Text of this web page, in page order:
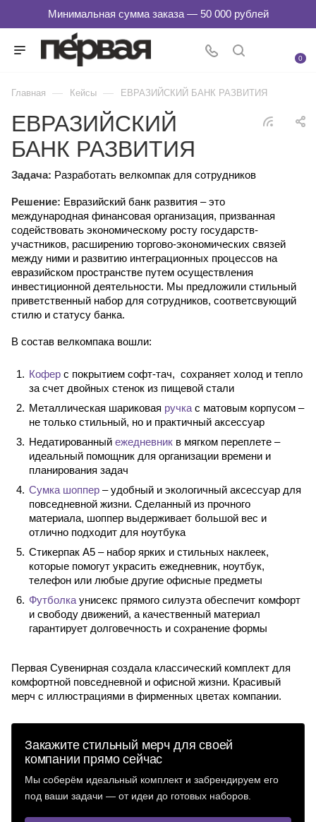
0
Главная — Кейсы — ЕВРАЗИЙСКИЙ БАНК РАЗВИТИЯ
ЕВРАЗИЙСКИЙ
БАНК РАЗВИТИЯ
Задача: Разработать велкомпак для сотрудников
Решение: Евразийский банк развития – это
международная финансовая организация, призванная
содействовать экономическому росту государств-
участников, расширению торгово-экономических связей
между ними и развитию интеграционных процессов на
евразийском пространстве путем осуществления
инвестиционной деятельности. Мы предложили стильный
приветственный набор для сотрудников, соответсвующий
стилю и статусу банка.
В состав велкомпака вошли:
Кофер с покрытием софт-тач, сохраняет холод и тепло
за счет двойных стенок из пищевой стали
Металлическая шариковая ручка с матовым корпусом –
не только стильный, но и практичный аксессуар
Недатированный ежедневник в мягком переплете –
идеальный помощник для организации времени и
планирования задач
Сумка шоппер – удобный и экологичный аксессуар для
повседневной жизни. Сделанный из прочного
материала, шоппер выдерживает большой вес и
отлично подходит для ноутбука
Стикерпак A5 – набор ярких и стильных наклеек,
которые помогут украсить ежедневник, ноутбук,
телефон или любые другие офисные предметы
Футболка унисекс прямого силуэта обеспечит комфорт
и свободу движений, а качественный материал
гарантирует долговечность и сохранение формы
Первая Сувенирная создала классический комплект для
комфортной повседневной и офисной жизни. Красивый
мерч с иллюстрациями в фирменных цветах компании.
Закажите стильный мерч для своей
компании прямо сейчас
Мы соберём идеальный комплект и забрендируем его
под ваши задачи — от идеи до готовых наборов.